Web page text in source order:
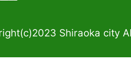
Shiraoka city